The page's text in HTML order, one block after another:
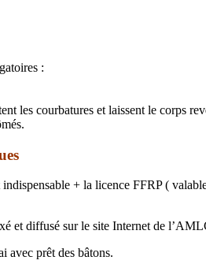
:
les courbatures et laissent le corps
indispensable + la licence FFRP (
et diffusé sur le site Internet de
avec prêt des bâtons.